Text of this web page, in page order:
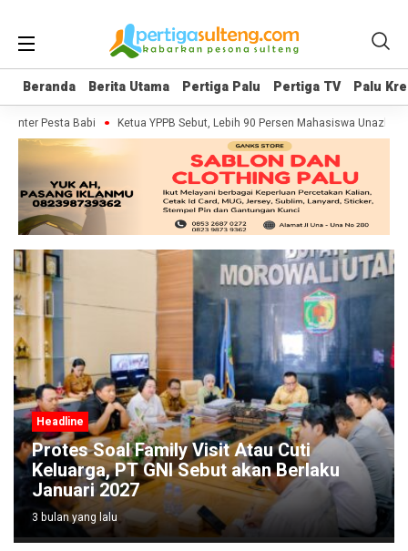
Beranda Berita Utama Pertiga Palu Pertiga TV Palu
Beranda Berita Utama Pertiga Palu Pertiga TV Palu
Pesta Babi Ketua YPPB Sebut, Lebih 90 Persen Mahasiswa Unazlam
Headline
Protes Soal Family Visit Atau Cuti
Keluarga, PT GNI Sebut akan Berlaku
Januari 2027
3 bulan yang lalu